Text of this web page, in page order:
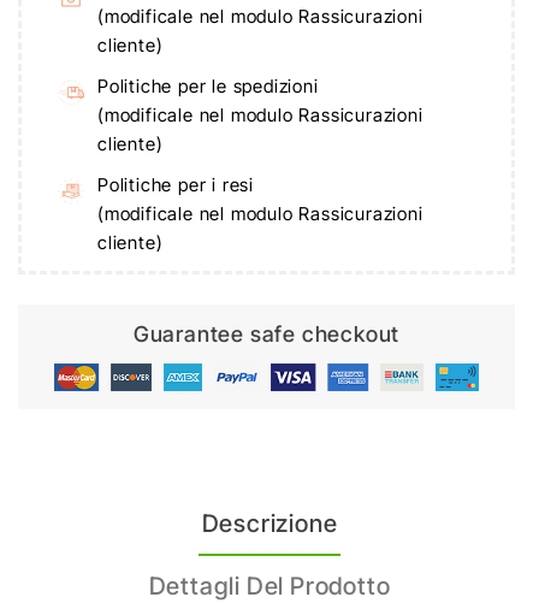
(modificale nel modulo Rassicurazioni
cliente)
Politiche per le spedizioni
(modificale nel modulo Rassicurazioni
cliente)
Politiche per i resi
(modificale nel modulo Rassicurazioni
cliente)
Guarantee safe checkout
Descrizione
Dettagli Del Prodotto